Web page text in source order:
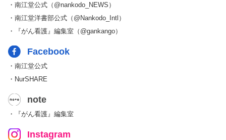
・南江堂公式（@nankodo_NEWS）
・南江堂洋書部公式（@Nankodo_Intl）
・『がん看護』編集室（@gankango）
Facebook
・南江堂公式
・NurSHARE
note
・『がん看護』編集室
Instagram